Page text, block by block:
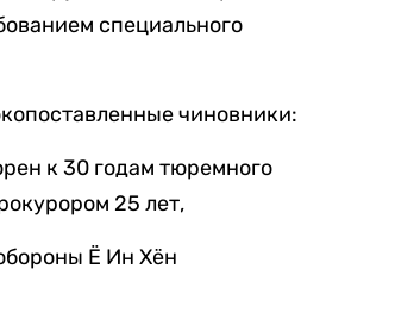
специального
чиновники:
к 30 годам тюремного
25 лет,
Ё Ин Хён